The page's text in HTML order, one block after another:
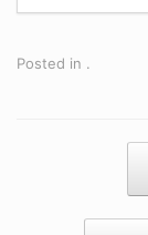
Posted in .